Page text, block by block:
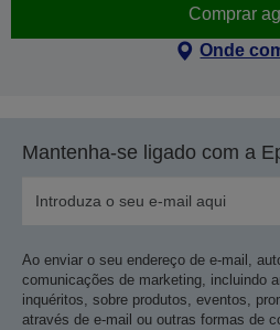
Comprar
Onde
Mantenha-se ligado com a
Ao enviar o seu endereço de e-mail,
comunicações de marketing, incluindo
inquéritos, sobre produtos, eventos,
através de e-mail ou outras formas de